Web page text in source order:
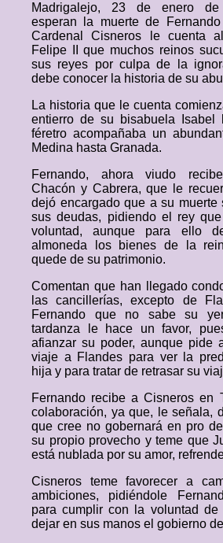
Madrigalejo, 23 de enero de
esperan la muerte de
Cardenal Cisneros le cuenta
Felipe II que muchos reinos
sus reyes por culpa de la
debe conocer la historia de su
La historia que le cuenta
entierro de su bisabuela Isabel
féretro acompañaba un
Medina hasta Granada.
Fernando, ahora viudo
Chacón y Cabrera, que le
dejó encargado que a su muerte
sus deudas, pidiendo el rey
voluntad, aunque para ello
almoneda los bienes de la
quede de su patrimonio.
Comentan que han llegado
las cancillerías, excepto de
Fernando que no sabe su
tardanza le hace un favor,
afianzar su poder, aunque pide
viaje a Flandes para ver la
hija y para tratar de retrasar su
Fernando recibe a Cisneros en
colaboración, ya que, le señala,
que cree no gobernará en pro
su propio provecho y teme que
está nublada por su amor,
Cisneros teme favorecer a
ambiciones, pidiéndole
para cumplir con la voluntad
dejar en sus manos el gobierno